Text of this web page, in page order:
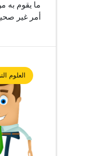
ما يقوم به
أمر غير
العلوم